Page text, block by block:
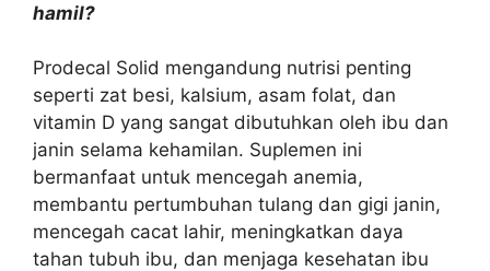
hamil?
Prodecal Solid mengandung nutrisi penting
seperti zat besi, kalsium, asam folat, dan
vitamin D yang sangat dibutuhkan oleh ibu dan
janin selama kehamilan. Suplemen ini
bermanfaat untuk mencegah anemia,
membantu pertumbuhan tulang dan gigi janin,
mencegah cacat lahir, meningkatkan daya
tahan tubuh ibu, dan menjaga kesehatan ibu